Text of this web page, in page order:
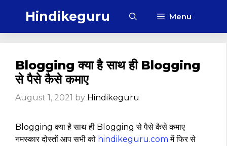
Hindikeguru Menu
Blogging क्या है साथ ही Blogging
से पैसे कैसे कमाए
August 1, 2021 by Hindikeguru
Blogging क्या है साथ ही Blogging से पैसे कैसे कमाए
नमस्कार दोस्तों आप सभी को hindikeguru.com में फिर से